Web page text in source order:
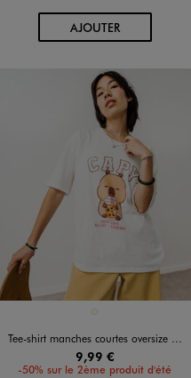
AJOUTERAU PANIER
Tee-shirt manches courtes oversize imprimé fille - Capyfun
9,99 €
-50% sur le 2ème produit d'été